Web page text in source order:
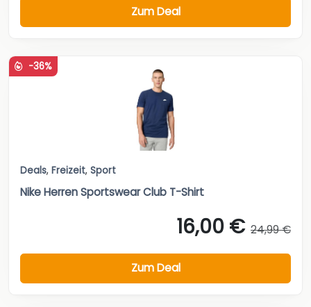
Zum Deal
-36%
Deals, Freizeit, Sport
Nike Herren Sportswear Club T-Shirt
16,00 € 24,99 €
Zum Deal